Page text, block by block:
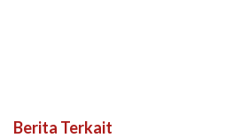
Berita Terkait